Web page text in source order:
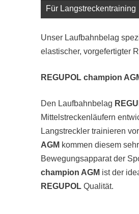
Für Langstreckentraining
Unser Laufbahnbelag
elastischer, vorgefertigter
REGUPOL champion
Den Laufbahnbelag
Mittelstreckenläufern
Langstreckler trainieren
AGM kommen diesem
Bewegungsapparat der
champion AGM ist der
REGUPOL Qualität.